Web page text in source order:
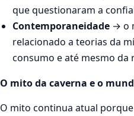
que questionaram a
Contemporaneidade→ o
relacionado a teorias da
consumo e até mesmo da
O mito da caverna e o
O mito continua atual